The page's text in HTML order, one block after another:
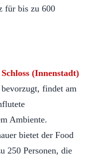
für bis zu 600
(Innenstadt)
findet am
Ambiente.
bietet der Food
250 Personen, die